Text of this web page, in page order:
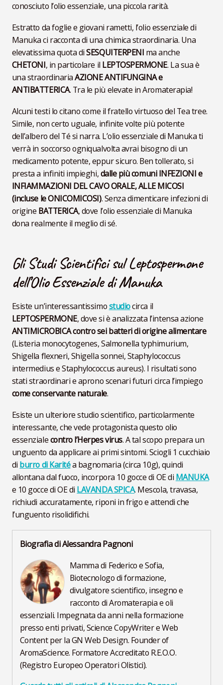
conosciuto l’olio essenziale, una piccola rarità.
Estratto da foglie e giovani rametti, l’olio essenziale di
Manuka ci racconta di una chimica straordinaria. Una
elevatissima quota diSESQUITERPENI ma anche
CHETONI, in particolare il LEPTOSPERMONE. La sua è
una straordinariaAZIONE ANTIFUNGINA e
ANTIBATTERICA. Tra le più elevate in Aromaterapia!
Alcuni testi lo citano come il fratello virtuoso del Tea tree.
Simile, non certo uguale, infinite volte più potente
dell’albero del Té si narra. L’olio essenziale di Manuka ti
verrà in soccorso ogniqualvolta avrai bisogno di un
medicamento potente, eppur sicuro. Ben tollerato, si
presta a infiniti impieghi,dalle più comuni INFEZIONI e
INFIAMMAZIONI DEL CAVO ORALE, ALLE MICOSI
(incluse le ONICOMICOSI). Senza dimenticare infezioni di
origine BATTERICA, dove l’olio essenziale di Manuka
dona realmente il meglio di sé.
Gli Studi Scientifici sul Leptospermone
dell’Olio Essenziale di Manuka
Esiste un’interessantissimostudiocirca il
LEPTOSPERMONE, dove si è analizzata l’intensa azione
ANTIMICROBICA contro sei batteri di origine alimentare
(Listeria monocytogenes, Salmonella typhimurium,
Shigella flexneri, Shigella sonnei, Staphylococcus
intermedius e Staphylococcus aureus). I risultati sono
stati straordinari e aprono scenari futuri circa l’impiego
come conservante naturale.
Esiste un ulteriore studio scientifico, particolarmente
interessante, che vede protagonista questo olio
essenzialecontro l’Herpes virus. A tal scopo prepara un
unguento da applicare ai primi sintomi. Sciogli 1 cucchiaio
di burro di Karitéa bagnomaria (circa 10g), quindi
allontana dal fuoco, incorpora 10 gocce di OE di MANUKA
e 10 gocce di OE di LAVANDA SPICA. Mescola, travasa,
richiudi accuratamente, riponi in frigo e attendi che
l’unguento risolidifichi.
Biografia di Alessandra Pagnoni
Mamma di Federico e Sofia,
Biotecnologo di formazione,
divulgatore scientifico, insegno e
racconto di Aromaterapia e oli
essenziali. Impegnata da anni nella formazione
presso enti privati, Science CopyWriter e Web
Content per la GN Web Design. Founder of
AromaScience. Formatore Accreditato R.E.O.O.
(Registro Europeo Operatori Olistici).